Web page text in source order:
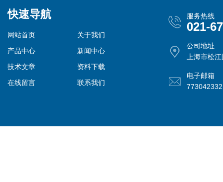
快速导航
网站首页
关于我们
产品中心
新闻中心
技术文章
资料下载
在线留言
联系我们
服务热线
021-
公司地址
上海市松
电子邮箱